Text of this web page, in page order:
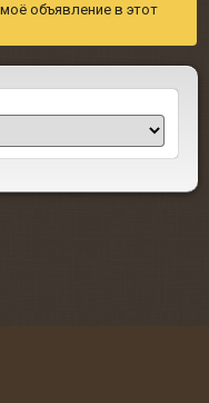
объявление в этот